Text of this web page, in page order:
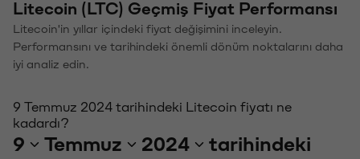
Litecoin (LTC) Geçmiş Fiyat Performansı
Litecoin'in yıllar içindeki fiyat değişimini inceleyin.
Performansını ve tarihindeki önemli dönüm noktalarını daha
iyi analiz edin.
9 Temmuz 2024 tarihindeki Litecoin fiyatı ne
kadardı?
9 Temmuz 2024
tarihindeki